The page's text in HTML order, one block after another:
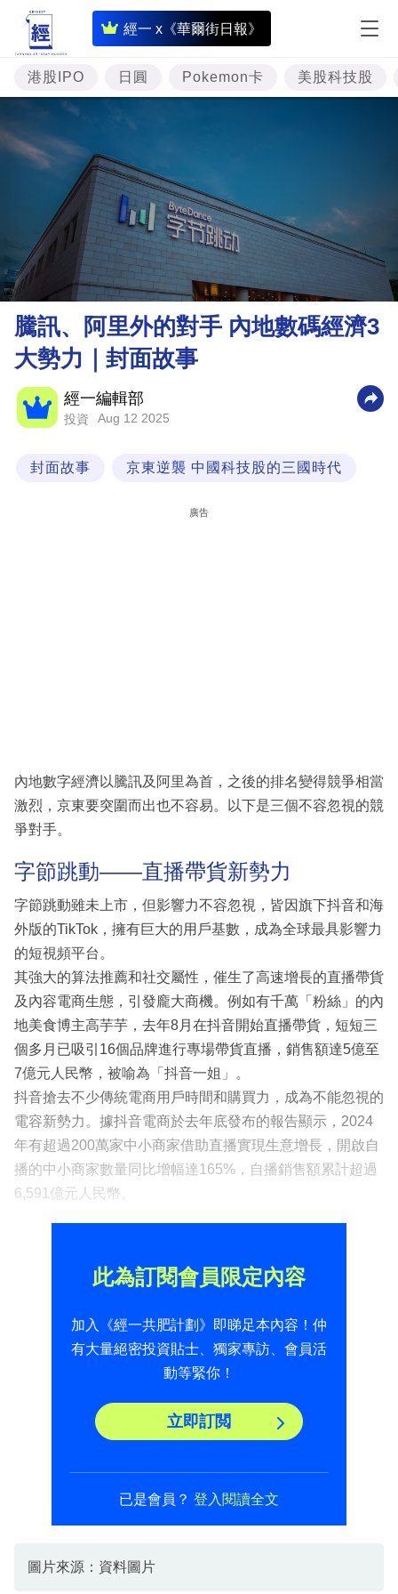
經一 x《華爾街日報》
即
時
財
經
投
資
樓
市
理
財
商
業
科
區
港股IPO 日圓 Pokemon卡 美股科技股
騰訊、阿里外的對手 內地數碼經濟3
大勢力｜封面故事
經一編輯部
投資 Aug 12 2025
封面故事 京東逆襲 中國科技股的三國時代
廣告
內地數字經濟以騰訊及阿里為首，之後的排名變得競爭相當
激烈，京東要突圍而出也不容易。以下是三個不容忽視的競
爭對手。
字節跳動——直播帶貨新勢力
字節跳動雖未上市，但影響力不容忽視，皆因旗下抖音和海
外版的TikTok，擁有巨大的用戶基數，成為全球最具影響力
的短視頻平台。
其強大的算法推薦和社交屬性，催生了高速增長的直播帶貨
及內容電商生態，引發龐大商機。例如有千萬「粉絲」的內
地美食博主高芋芋，去年8月在抖音開始直播帶貨，短短三
個多月已吸引16個品牌進行專場帶貨直播，銷售額達5億至
7億元人民幣，被喻為「抖音一姐」。
抖音搶去不少傳統電商用戶時間和購買力，成為不能忽視的
電容新勢力。據抖音電商於去年底發布的報告顯示，2024
年有超過200萬家中小商家借助直播實現生意增長，開啟自
播的中小商家數量同比增幅達165%，自播銷售額累計超過
6,591億元人民幣。
此為訂閱會員限定內容
加入《經一共肥計劃》即睇足本內容！仲
有大量絕密投資貼士、獨家專訪、會員活
動等緊你！
立即訂閲
已是會員？ 登入閱讀全文
圖片來源：資料圖片